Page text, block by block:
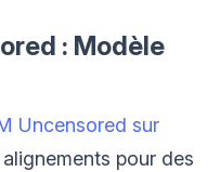
: Modèle
Uncensored sur
pour des